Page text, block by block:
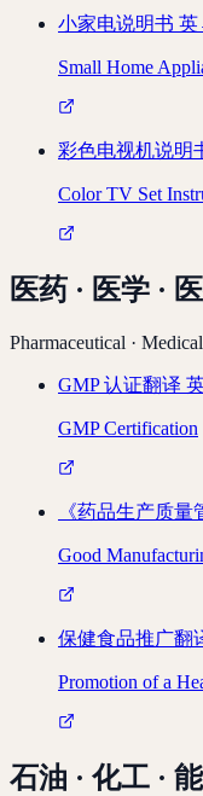
小家电说明书
Small Home
彩色电视机说明
Color TV Set
医药 · 医学 ·
Pharmaceutical ·
GMP 认证翻译
GMP Certification
《药品生产质
Good
保健食品推广翻
Promotion of a
石油 · 化工 ·